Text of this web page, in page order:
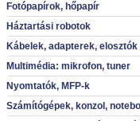
Fotópapírok, hőpapír
Háztartási robotok
Kábelek, adapterek, elosztók
Multimédia: mikrofon, tuner
Nyomtatók, MFP-k
Számítógépek, konzol,